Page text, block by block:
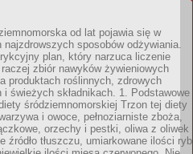
od lat pojawia się w
najzdrowszych sposobów odżywiania.
plan, który narzuca liczenie
zbiór nawyków żywieniowych
produktach roślinnych, zdrowych
i świeżych składnikach. 1. Podstawowe
śródziemnomorskiej Trzon tej diety
i owoce, pełnoziarniste zboża,
orzechy i pestki, oliwa z oliwek
źródło tłuszczu, umiarkowane ilości ryb